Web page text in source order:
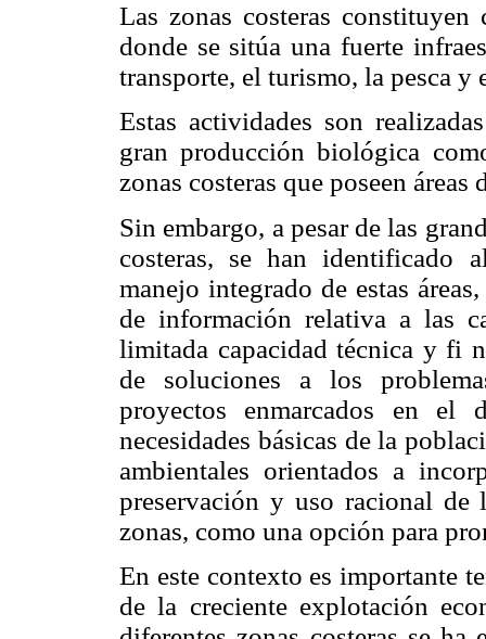
Las zonas costeras
donde se sitúa una fuerte
transporte, el turismo, la pesca
Estas actividades son
gran producción biológica
zonas costeras que poseen
Sin embargo, a pesar de las
costeras, se han identificado
manejo integrado de estas
de información relativa a las
limitada capacidad técnica y fi
de soluciones a los
proyectos enmarcados en el
necesidades básicas de la
ambientales orientados a
preservación y uso racional de
zonas, como una opción para
En este contexto es importante
de la creciente explotación